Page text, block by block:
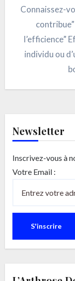
Connaissez-
l’efficience”
individu ou
Newsletter
Inscrivez-vous à
Votre Email :